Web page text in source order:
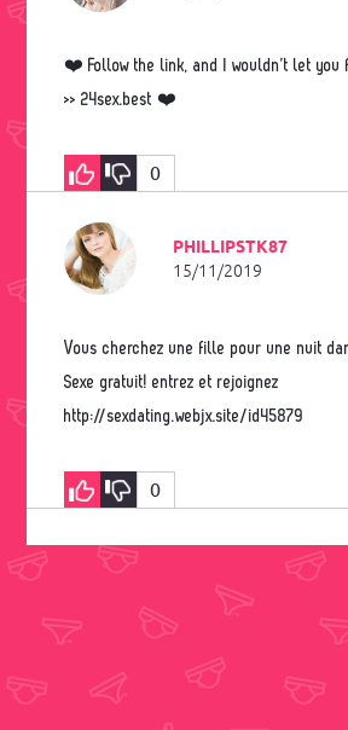
❤️ Follow the link, and I wouldn’t let you fall asleep tonight!
>> 24sex.best ❤️
0
PHILLIPSTK87
15/11/2019
Vous cherchez une fille pour une nuit dans votre ville?
Sexe gratuit! entrez et rejoignez
http://sexdating.webjx.site/id45879
0